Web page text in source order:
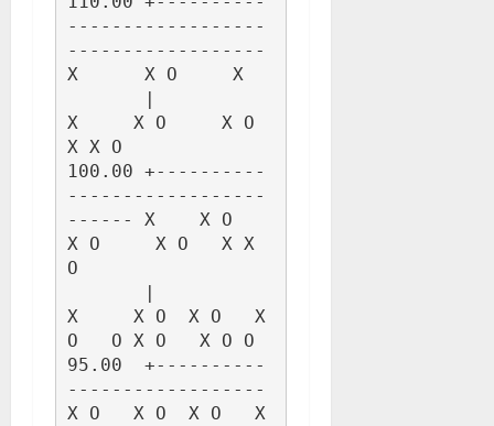
------------------
------------------
X      X O     X
       |
X     X O     X O
X X O
100.00 +----------
------------------
------ X    X O
X O     X O   X X
O
       |
X     X O  X O   X
O   O X O   X O O
95.00  +----------
------------------
X O   X O  X O   X